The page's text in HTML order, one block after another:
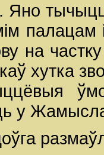
Яно
палацам
на
хутка
у